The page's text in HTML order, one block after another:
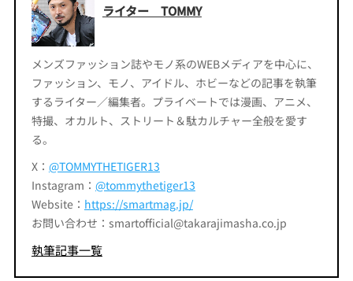
ライター TOMMY
メンズファッション誌やモノ系のWEBメディアを中心に、
ファッション、モノ、アイドル、ホビーなどの記事を執筆
するライター／編集者。プライベートでは漫画、アニメ、
特撮、オカルト、ストリート＆駄カルチャー全般を愛す
る。
X： @TOMMYTHETIGER13
Instagram： @tommythetiger13
Website： https://smartmag.jp/
お問い合わせ：smartofficial@takarajimasha.co.jp
執筆記事一覧